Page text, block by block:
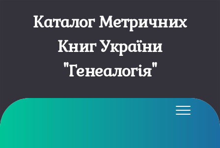
Каталог Метричних
Книг України
"Генеалогія"